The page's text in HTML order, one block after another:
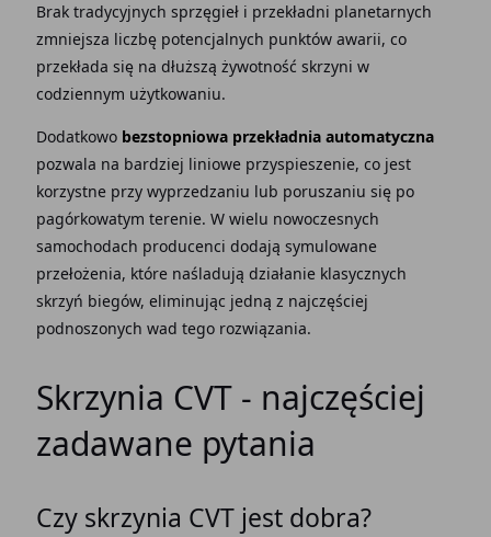
Brak tradycyjnych sprzęgieł i przekładni planetarnych
zmniejsza liczbę potencjalnych punktów awarii, co
przekłada się na dłuższą żywotność skrzyni w
codziennym użytkowaniu.
Dodatkowo bezstopniowa przekładnia automatyczna
pozwala na bardziej liniowe przyspieszenie, co jest
korzystne przy wyprzedzaniu lub poruszaniu się po
pagórkowatym terenie. W wielu nowoczesnych
samochodach producenci dodają symulowane
przełożenia, które naśladują działanie klasycznych
skrzyń biegów, eliminując jedną z najczęściej
podnoszonych wad tego rozwiązania.
Skrzynia CVT - najczęściej
zadawane pytania
Czy skrzynia CVT jest dobra?